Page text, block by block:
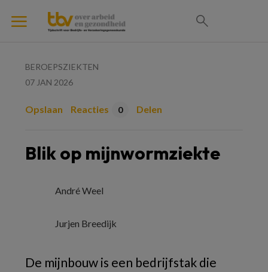
BEROEPSZIEKTEN
07 JAN 2026
Opslaan Reacties 0 Delen
Blik op mijnwormziekte
André Weel
Jurjen Breedijk
De mijnbouw is een bedrijfstak die